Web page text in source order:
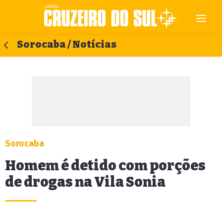
Sorocaba / Notícias
Sorocaba
Homem é detido com porções
de drogas na Vila Sonia